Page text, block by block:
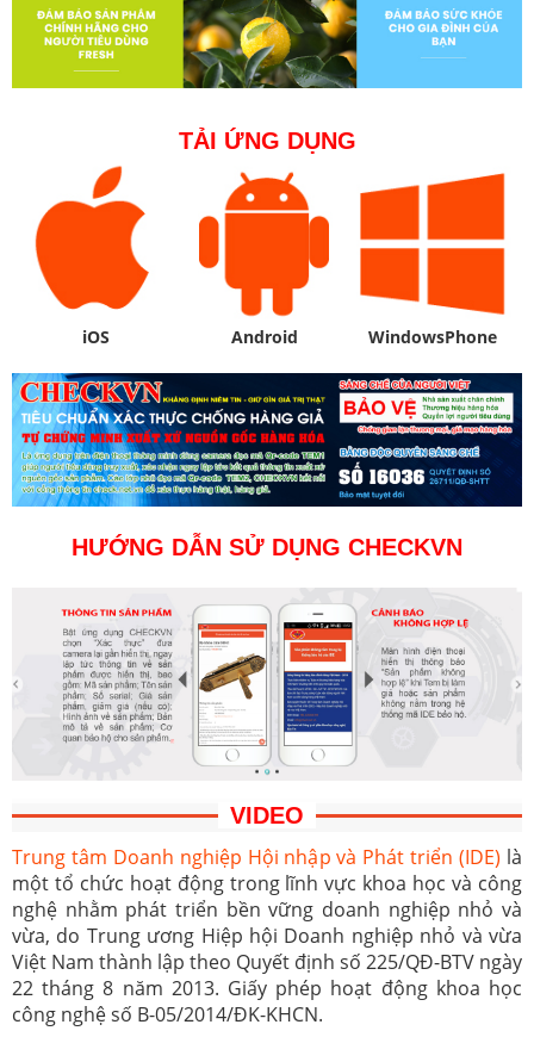
TẢI ỨNG DỤNG
iOS Android WindowsPhone
HƯỚNG DẪN SỬ DỤNG CHECKVN
VIDEO
Trung tâm Doanh nghiệp Hội nhập và Phát triển (IDE) là
một tổ chức hoạt động trong lĩnh vực khoa học và công
nghệ nhằm phát triển bền vững doanh nghiệp nhỏ và
vừa, do Trung ương Hiệp hội Doanh nghiệp nhỏ và vừa
Việt Nam thành lập theo Quyết định số 225/QĐ-BTV ngày
22 tháng 8 năm 2013. Giấy phép hoạt động khoa học
công nghệ số B-05/2014/ĐK-KHCN.